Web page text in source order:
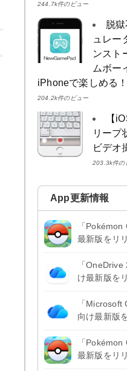
244.7k件のビュー
脱
ュレー
ンスト
ムボー
iPhoneで楽しめる！
204.2k件のビュー
【
リープ
ビデオ
203.3k件の
App更新情報
「
最新版をリ
「
け最新版を
「
向け最新版
「
最新版をリ